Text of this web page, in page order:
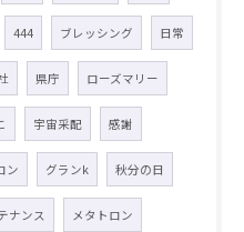
444 ブレッシング 日常
県庁 ローズマリー
宇宙采配 感謝
ン グランk 秋分の日
ナンス メタトロン